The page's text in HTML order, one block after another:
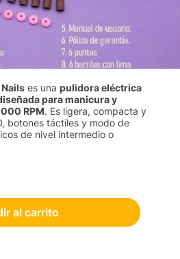
es una pulidora eléctrica
para manicura y
RPM. Es ligera, compacta y
botones táctiles y modo de
de nivel intermedio o
al carrito